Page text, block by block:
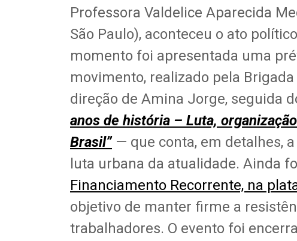
Professora Valdelice Aparecida
São Paulo), aconteceu o ato
momento foi apresentada uma
movimento, realizado pela
direção de Amina Jorge, seguida
anos de história – Luta,
Brasil”— que conta, em detalhes,
luta urbana da atualidade. Ainda
Financiamento Recorrente, na
objetivo de manter firme a
trabalhadores. O evento foi